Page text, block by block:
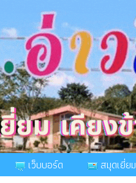
เว็บบอร์ด สมุดเยี่ยม